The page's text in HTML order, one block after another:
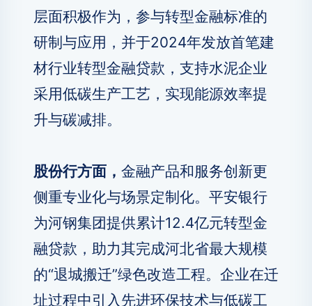
层面积极作为，参与转型金融标准的
研制与应用，并于2024年发放首笔建
材行业转型金融贷款，支持水泥企业
采用低碳生产工艺，实现能源效率提
升与碳减排。
股份行方面， 金融产品和服务创新更
侧重专业化与场景定制化。平安银行
为河钢集团提供累计12.4亿元转型金
融贷款，助力其完成河北省最大规模
的“退城搬迁”绿色改造工程。企业在迁
址过程中引入先进环保技术与低碳工